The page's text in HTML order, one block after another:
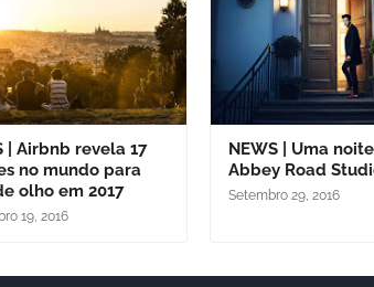
| Airbnb revela 17
no mundo para
olho em 2017
19, 2016
NEWS | Uma
Abbey Road
Setembro 29, 2016